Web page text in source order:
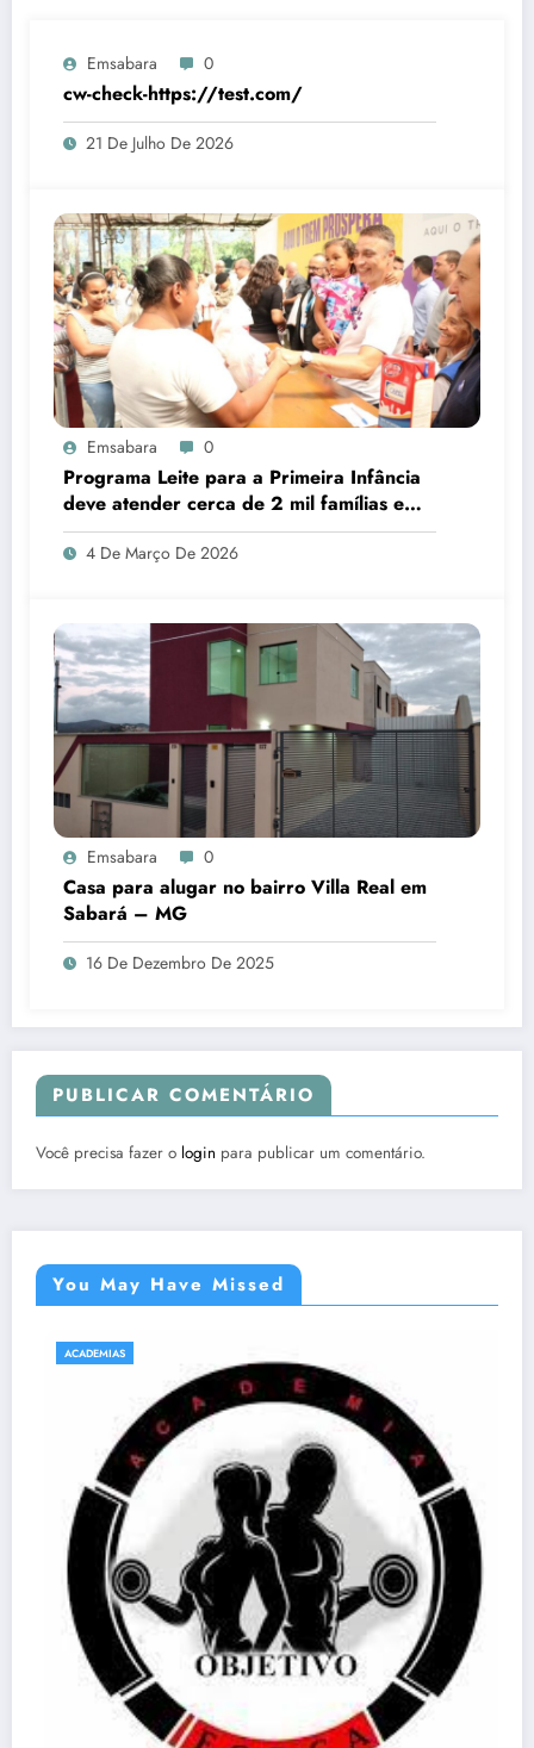
Emsabara 0
cw-check-https://test.com/
21 De Julho De 2026
Emsabara 0
Programa Leite para a Primeira Infância
deve atender cerca de 2 mil famílias em
Sabará
4 De Março De 2026
Emsabara 0
Casa para alugar no bairro Villa Real em
Sabará – MG
16 De Dezembro De 2025
PUBLICAR COMENTÁRIO
Você precisa fazer o login para publicar um comentário.
You May Have Missed
Acqua Gin Academia –
27 de abril de 2021 emsabara